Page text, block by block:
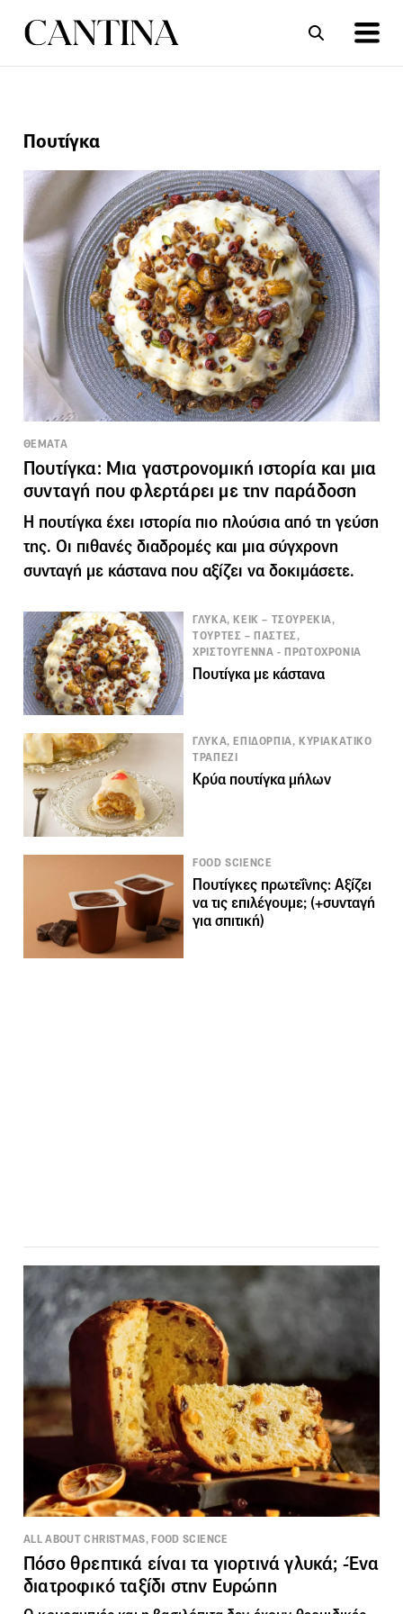
Πουτίγκα
ΘΕΜΑΤΑ
Πουτίγκα: Μια γαστρονομική ιστορία και μια
συνταγή που φλερτάρει με την παράδοση
Η πουτίγκα έχει ιστορία πιο πλούσια από τη γεύση
της. Οι πιθανές διαδρομές και μια σύγχρονη
συνταγή με κάστανα που αξίζει να δοκιμάσετε.
ΓΛΥΚΑ, ΚΕΙΚ – ΤΣΟΥΡΕΚΙΑ,
ΤΟΥΡΤΕΣ – ΠΑΣΤΕΣ,
ΧΡΙΣΤΟΥΓΕΝΝΑ - ΠΡΩΤΟΧΡΟΝΙΑ
Πουτίγκα με κάστανα
ΓΛΥΚΑ, ΕΠΙΔΟΡΠΙΑ, ΚΥΡΙΑΚΑΤΙΚΟ
ΤΡΑΠΕΖΙ
Κρύα πουτίγκα μήλων
FOOD SCIENCE
Πουτίγκες πρωτεΐνης: Αξίζει
να τις επιλέγουμε; (+συνταγή
για σπιτική)
ALL ABOUT CHRISTMAS, FOOD SCIENCE
Πόσο θρεπτικά είναι τα γιορτινά γλυκά; -Ένα
διατροφικό ταξίδι στην Ευρώπη